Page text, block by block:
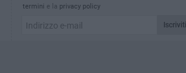
termini e la privacy policy
Iscriviti